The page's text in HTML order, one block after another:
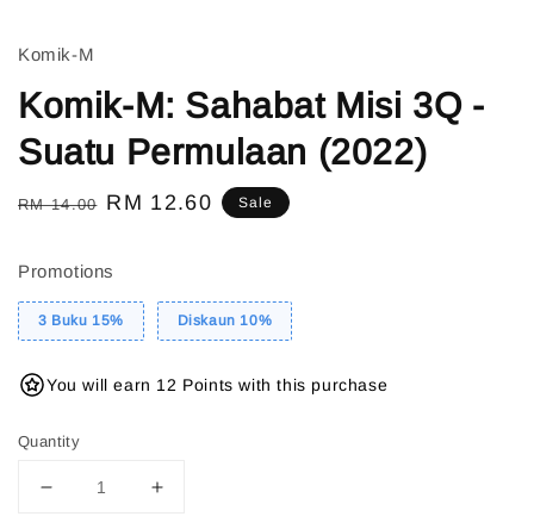
Komik-M
Komik-M: Sahabat Misi 3Q -
Suatu Permulaan (2022)
Regular
RM 14.00 Sale
RM 12.60 Sale
Promotions
3 Buku 15% Diskaun 10%
You will earn 12 Points with this purchase
Quantity